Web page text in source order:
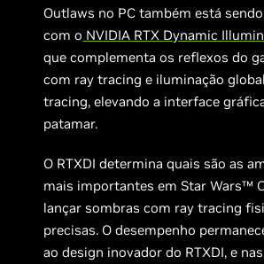
Outlaws no PC também está
com o NVIDIA RTX Dynamic
que complementa os reflexos do
com ray tracing e iluminação
tracing, elevando a interface
patamar.
O RTXDI determina quais são as
mais importantes em Star Wars™
lançar sombras com ray tracing
precisas. O desempenho
ao design inovador do RTXDI, e